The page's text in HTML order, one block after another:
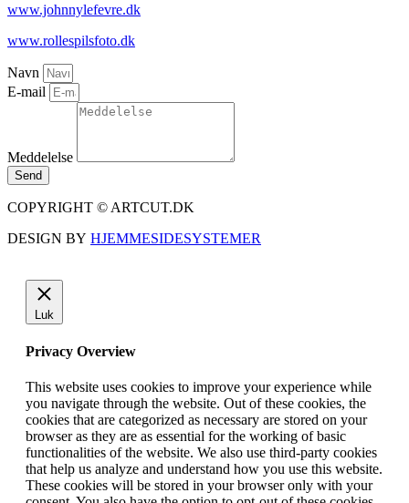
www.johnnylefevre.dk
www.rollespilsfoto.dk
Navn
E-mail
Meddelelse
Send
COPYRIGHT © ARTCUT.DK
DESIGN BY HJEMMESIDESYSTEMER
Luk
Privacy Overview
This website uses cookies to improve your experience while
you navigate through the website. Out of these cookies, the
cookies that are categorized as necessary are stored on your
browser as they are as essential for the working of basic
functionalities of the website. We also use third-party cookies
that help us analyze and understand how you use this website.
These cookies will be stored in your browser only with your